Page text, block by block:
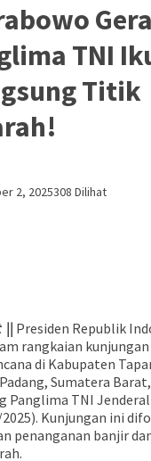
TNI
Titik
2, 2025308 Dilihat
|| Presiden Republik
rangkaian kunjungan
di Kabupaten
Sumatera
Panglima TNI Jenderal
Kunjungan ini
penanganan banjir